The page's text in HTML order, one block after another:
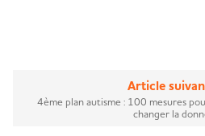
Article
4ème plan autisme : 100 mesures
changer la